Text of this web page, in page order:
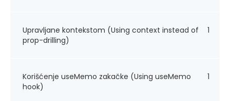
Upravljane kontekstom (Using context instead of
prop-drilling)
1
Korišćenje useMemo zakačke (Using useMemo
hook)
1